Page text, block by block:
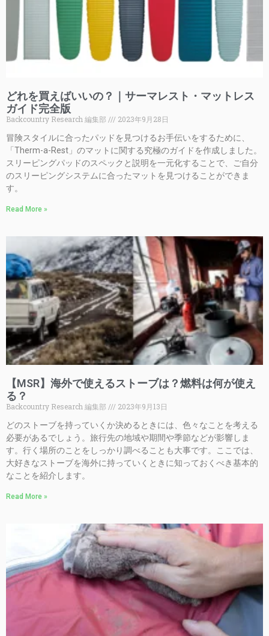
どれを買えばいいの？｜サーマレスト・マットレス
ガイド完全版
Backcountry Research 編集部
2023年9月28日
冒険スタイルに合ったパッドを見つけるお手伝いをするために、
「Therm-a-Rest」のマットに関する究極のガイドを作成しました。
スリーピングパッドのスペックと説明を一元化することで、ご自分
のスリーピングシステムに合ったマットを見つけることができま
す。
Read More »
【MSR】海外で使えるストーブは？燃料は何が使え
る？
Backcountry Research 編集部
2023年9月13日
どのストーブを持っていくか決めるときには、色々なことを考える
必要があるでしょう。旅行先の地域や期間や季節などが影響しま
す。行く場所のことをしっかり調べることも大事です。ここでは、
大好きなストーブを海外に持っていくときに知っておくべき基本的
なことを紹介します。
Read More »